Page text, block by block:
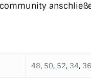
48, 50, 52, 34, 36